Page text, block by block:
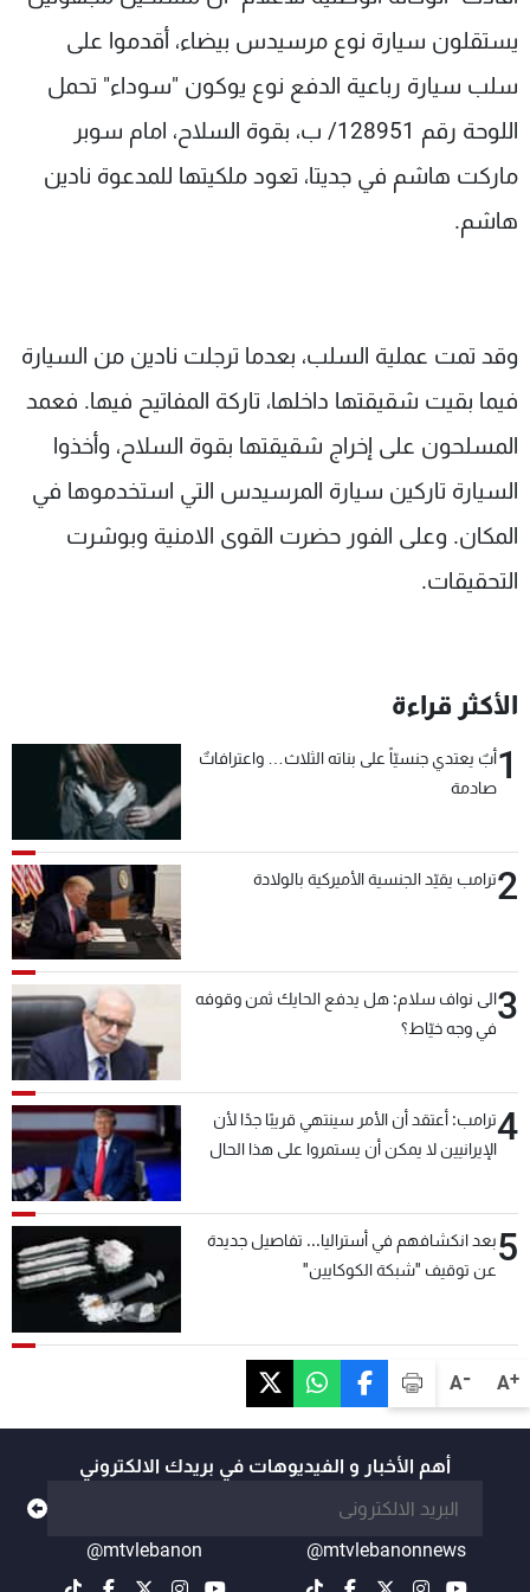
A+
A-
يستقلون سيارة نوع مرسيدس بيضاء، أقدموا على
سلب سيارة رباعية الدفع نوع يوكون "سوداء" تحمل
اللوحة رقم 128951/ ب، بقوة السلاح، امام سوبر
ماركت هاشم في جديتا، تعود ملكيتها للمدعوة نادين
هاشم.
وقد تمت عملية السلب، بعدما ترجلت نادين من السيارة
فيما بقيت شقيقتها داخلها، تاركة المفاتيح فيها. فعمد
المسلحون على إخراج شقيقتها بقوة السلاح، وأخذوا
السيارة تاركين سيارة المرسيدس التي استخدموها في
المكان. وعلى الفور حضرت القوى الامنية وبوشرت
التحقيقات.
الأكثر قراءة
1أبٌ يعتدي جنسيّاً على بناته الثلاث… واعترافاتٌ
صادمة
2ترامب يقيّد الجنسية الأميركية بالولادة
3الى نواف سلام: هل يدفع الحايك ثمن وقوفه
في وجه خيّاط؟
4ترامب: أعتقد أن الأمر سينتهي قريبًا جدًا لأن
الإيرانيين لا يمكن أن يستمروا على هذا الحال
5بعد انكشافهم في أستراليا... تفاصيل جديدة
عن توقيف "شبكة الكوكايين"
أهم الأخبار و الفيديوهات في بريدك الالكتروني
@mtvlebanonnews
@mtvlebanon
شاهد البرامج
الترددات
عن MTV
لاعلاناتكم
وظائف
شروط الإسـتخدام